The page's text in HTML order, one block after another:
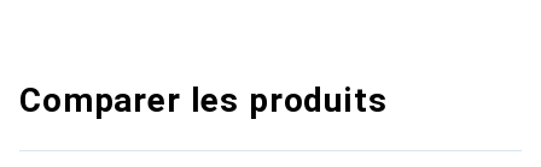
Comparer les produits